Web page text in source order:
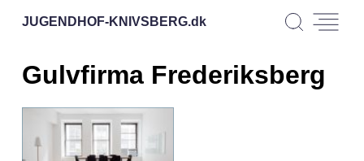
JUGENDHOF-KNIVSBERG.dk
Gulvfirma Frederiksberg